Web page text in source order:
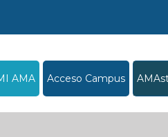
AMA Acceso Campus